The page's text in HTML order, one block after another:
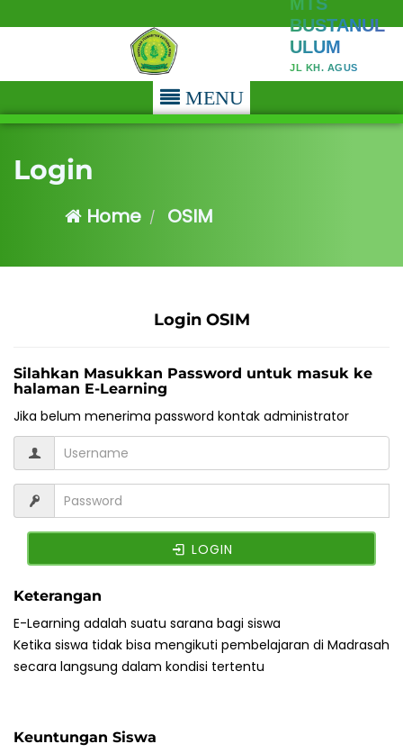
BUSTANUL
ULUM
JL KH. AGUS
SALIM NO.90
MENU
Login
Home OSIM
Login OSIM
Silahkan Masukkan Password untuk masuk ke
halaman E-Learning
Jika belum menerima password kontak administrator
LOGIN
Keterangan
E-Learning adalah suatu sarana bagi siswa
Ketika siswa tidak bisa mengikuti pembelajaran di Madrasah
secara langsung dalam kondisi tertentu
Keuntungan Siswa